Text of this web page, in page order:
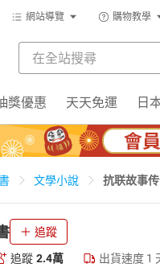
網站導覽 購物教學
獎優惠 天天免運 日
文學小說 抗联故事
追蹤
追蹤 2.4萬 出貨速度 1